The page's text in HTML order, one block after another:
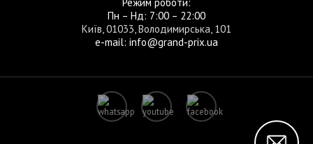
Пн – Нд: 7:00 – 22:00
Київ, 01033, Володимирська, 101
e-mail: info@grand-prix.ua